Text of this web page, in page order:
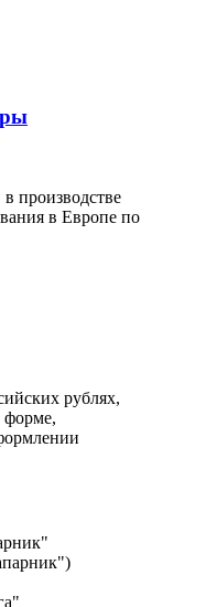
производстве
в Европе по
рублях,
форме,